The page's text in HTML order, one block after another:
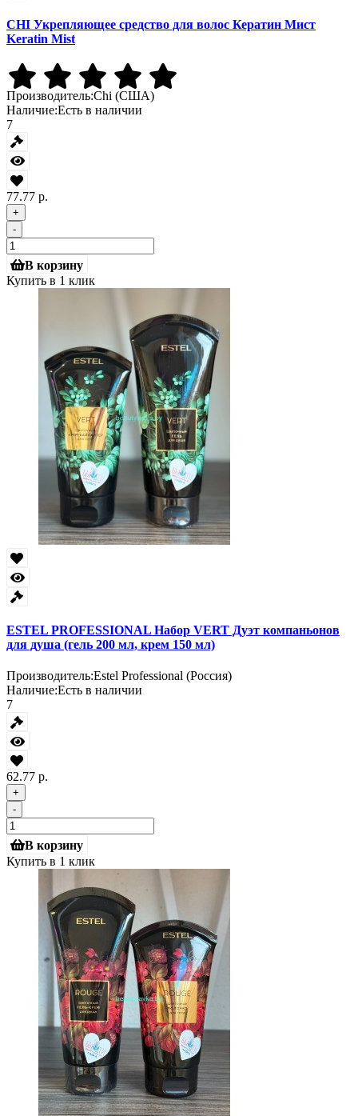
CHI Укрепляющее средство для волос Кератин Мист
Keratin Mist
Производитель:Chi (США)
Наличие:Есть в наличии
7
77.77 р.
+
-
В корзину
Купить в 1 клик
ESTEL PROFESSIONAL Набор VERT Дуэт компаньонов
для душа (гель 200 мл, крем 150 мл)
Производитель:Estel Professional (Россия)
Наличие:Есть в наличии
7
62.77 р.
+
-
В корзину
Купить в 1 клик